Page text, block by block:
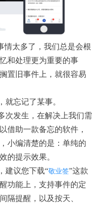
情太多了，我们总是会根
和处理更为重要的事
置旧事件上，就很容易
就忘记了某事。
次发生，在解决上我们需
借助一款备忘的软件，
小编清楚的是：单纯的
的提示效果。
建议您下载“敬业签”这款
功能上，支持事件的定
隔提醒，以及按天、